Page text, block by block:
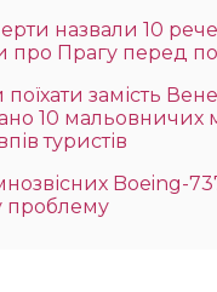
назвали 10
про Прагу перед
замість
10 мальовничих
туристів
Boeing-
проблему